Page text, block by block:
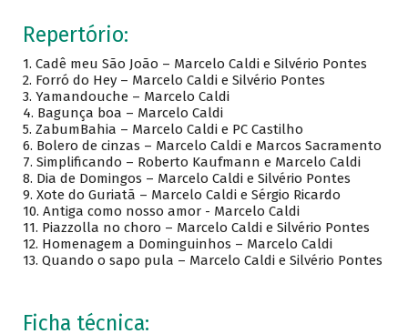
Repertório:
1. Cadê meu São João – Marcelo Caldi e Silvério Pontes
2. Forró do Hey – Marcelo Caldi e Silvério Pontes
3. Yamandouche – Marcelo Caldi
4. Bagunça boa – Marcelo Caldi
5. ZabumBahia – Marcelo Caldi e PC Castilho
6. Bolero de cinzas – Marcelo Caldi e Marcos Sacramento
7. Simplificando – Roberto Kaufmann e Marcelo Caldi
8. Dia de Domingos – Marcelo Caldi e Silvério Pontes
9. Xote do Guriatã – Marcelo Caldi e Sérgio Ricardo
10. Antiga como nosso amor - Marcelo Caldi
11. Piazzolla no choro – Marcelo Caldi e Silvério Pontes
12. Homenagem a Dominguinhos – Marcelo Caldi
13. Quando o sapo pula – Marcelo Caldi e Silvério Pontes
Ficha técnica: